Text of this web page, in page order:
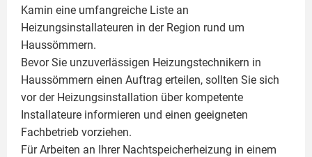
Kamin eine umfangreiche Liste an
Heizungsinstallateuren in der Region rund um
Haussömmern.
Bevor Sie unzuverlässigen Heizungstechnikern in
Haussömmern einen Auftrag erteilen, sollten Sie sich
vor der Heizungsinstallation über kompetente
Installateure informieren und einen geeigneten
Fachbetrieb vorziehen.
Für Arbeiten an Ihrer Nachtspeicherheizung in einem